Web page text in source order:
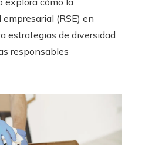
(RSE) en
estrategias de diversidad
responsables